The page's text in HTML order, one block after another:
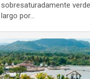
sobresaturadamente
largo por…